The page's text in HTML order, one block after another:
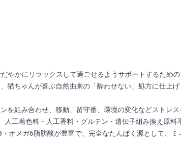
やかにリラックスして過ごせるようサポートするため
ちゃんが喜ぶ自然由来の「酔わせない」処方に仕上げ
組み合わせ、移動、留守番、環境の変化などストレ
工着色料・人工香料・グルテン・遺伝子組み換え原料
メガ6脂肪酸が豊富で、完全なたんぱく源として、